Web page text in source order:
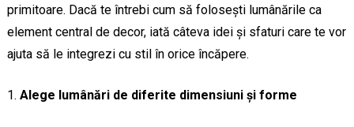
primitoare. Dacă te întrebi cum să folosești lumânările ca
element central de decor, iată câteva idei și sfaturi care te vor
ajuta să le integrezi cu stil în orice încăpere.
Alege lumânări de diferite dimensiuni și forme